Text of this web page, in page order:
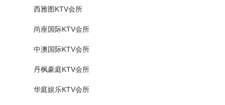
西雅图KTV会所
尚座国际KTV会所
中澳国际KTV会所
丹枫豪庭KTV会所
华庭娱乐KTV会所